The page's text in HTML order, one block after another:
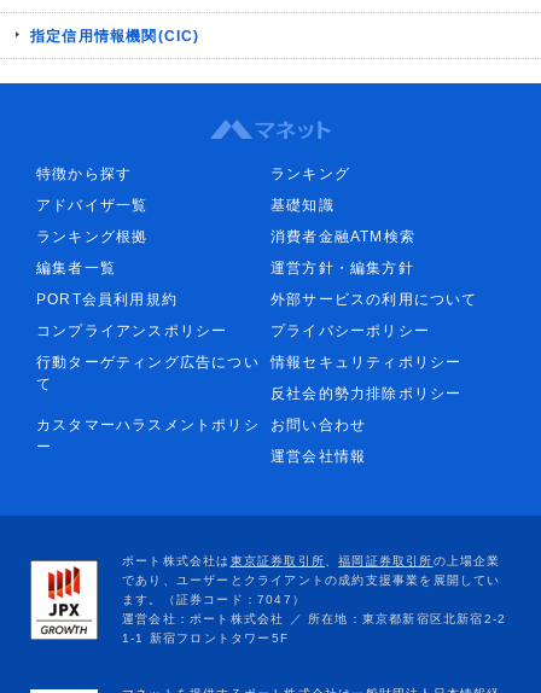
指定信用情報機関(CIC)
特徴から探す
ランキング
アドバイザ一覧
基礎知識
ランキング根拠
消費者金融ATM検索
編集者一覧
運営方針・編集方針
PORT会員利用規約
外部サービスの利用について
コンプライアンスポリシー
プライバシーポリシー
行動ターゲティング広告につい
て
情報セキュリティポリシー
反社会的勢力排除ポリシー
カスタマーハラスメントポリシ
ー
お問い合わせ
運営会社情報